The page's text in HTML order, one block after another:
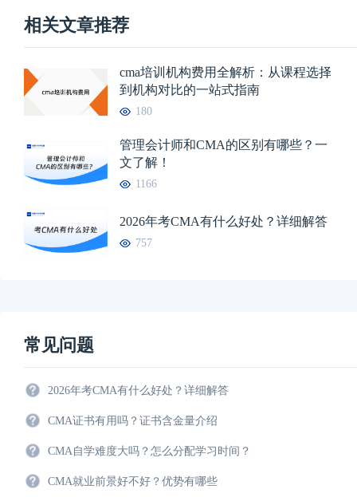
相关文章推荐
cma培训机构费用全解析：从课程选择
到机构对比的一站式指南
180
管理会计师和CMA的区别有哪些？一
文了解！
1166
2026年考CMA有什么好处？详细解答
757
常见问题
2026年考CMA有什么好处？详细解答
CMA证书有用吗？证书含金量介绍
CMA自学难度大吗？怎么分配学习时间？
CMA就业前景好不好？优势有哪些